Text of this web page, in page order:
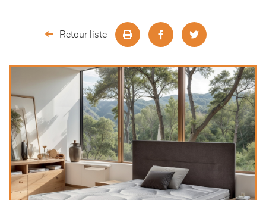
décoration
Retour liste